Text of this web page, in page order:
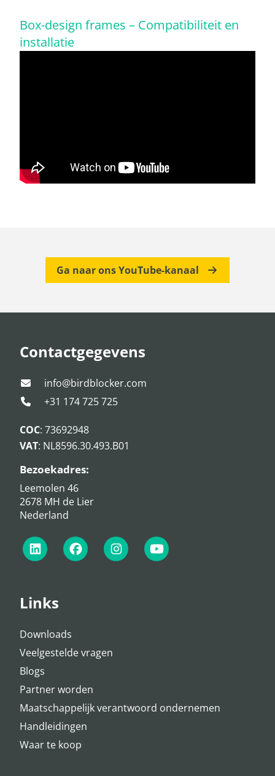
Box-design frames – Compatibiliteit en
installatie
Ga naar ons YouTube-kanaal
Contactgegevens
info@birdblocker.com
+31 174 725 725
COC: 73692948
VAT: NL8596.30.493.B01
Bezoekadres:
Leemolen 46
2678 MH de Lier
Nederland
Links
Downloads
Veelgestelde vragen
Blogs
Partner worden
Maatschappelijk verantwoord ondernemen
Handleidingen
Waar te koop